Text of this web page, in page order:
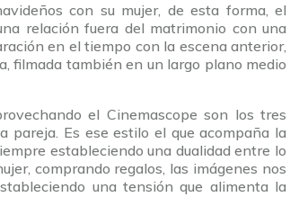
con su mujer, de esta forma, el
relación fuera del matrimonio con una
en el tiempo con la escena anterior,
filmada también en un largo plano medio
el Cinemascope son los tres
pareja. Es ese estilo el que acompaña la
estableciendo una dualidad entre lo
comprando regalos, las imágenes nos
una tensión que alimenta la